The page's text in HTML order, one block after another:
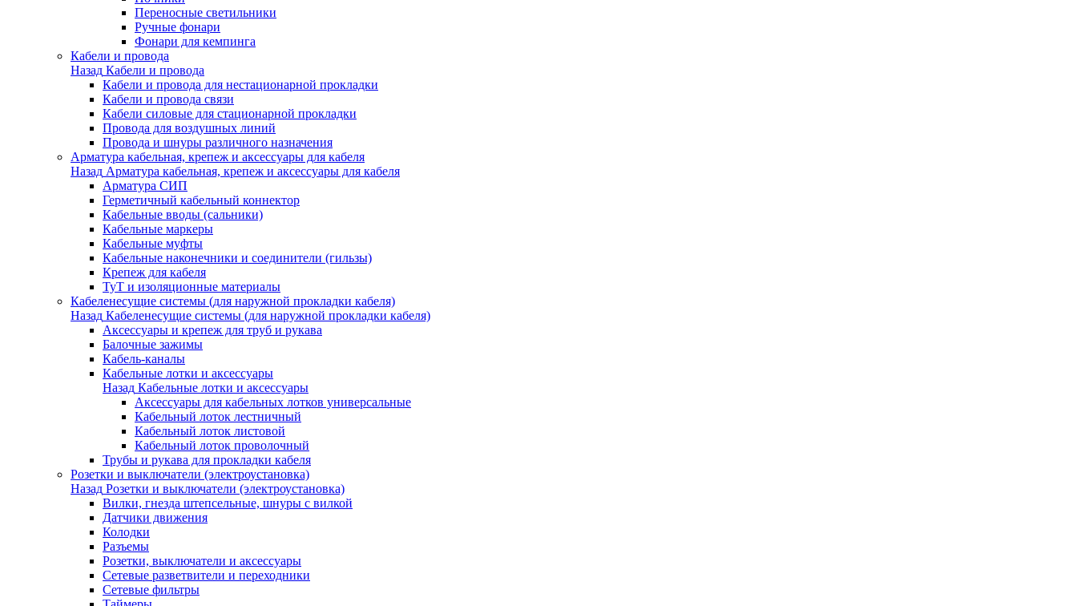
Переносные светильники
Ручные фонари
Фонари для кемпинга
Кабели и провода
Назад Кабели и провода
Кабели и провода для нестационарной прокладки
Кабели и провода связи
Кабели силовые для стационарной прокладки
Провода для воздушных линий
Провода и шнуры различного назначения
Арматура кабельная, крепеж и аксессуары для кабеля
Назад Арматура кабельная, крепеж и аксессуары для кабеля
Арматура СИП
Герметичный кабельный коннектор
Кабельные вводы (сальники)
Кабельные маркеры
Кабельные муфты
Кабельные наконечники и соединители (гильзы)
Крепеж для кабеля
ТуТ и изоляционные материалы
Кабеленесущие системы (для наружной прокладки кабеля)
Назад Кабеленесущие системы (для наружной прокладки кабеля)
Аксессуары и крепеж для труб и рукава
Балочные зажимы
Кабель-каналы
Кабельные лотки и аксессуары
Назад Кабельные лотки и аксессуары
Аксессуары для кабельных лотков универсальные
Кабельный лоток лестничный
Кабельный лоток листовой
Кабельный лоток проволочный
Трубы и рукава для прокладки кабеля
Розетки и выключатели (электроустановка)
Назад Розетки и выключатели (электроустановка)
Вилки, гнезда штепсельные, шнуры с вилкой
Датчики движения
Колодки
Разъемы
Розетки, выключатели и аксессуары
Сетевые разветвители и переходники
Сетевые фильтры